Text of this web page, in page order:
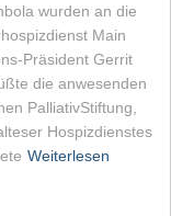
wurden an die
Main
Präsident Gerrit
die anwesenden
PalliativStiftung,
Hospizdienstes
Weiterlesen